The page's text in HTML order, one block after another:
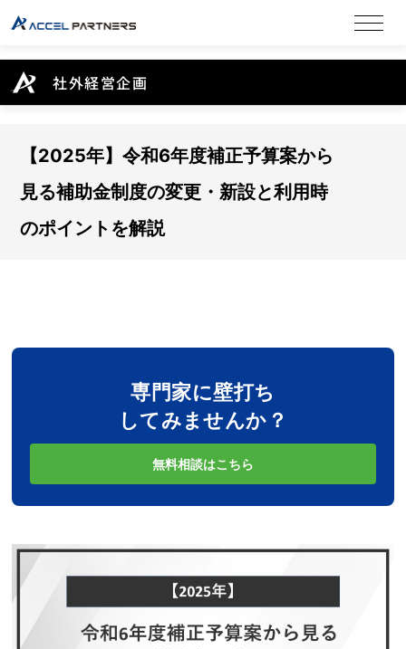
社外経営企画
【2025年】令和6年度補正予算案から
見る補助金制度の変更・新設と利用時
のポイントを解説
専門家に壁打ち
してみませんか？
無料相談はこちら